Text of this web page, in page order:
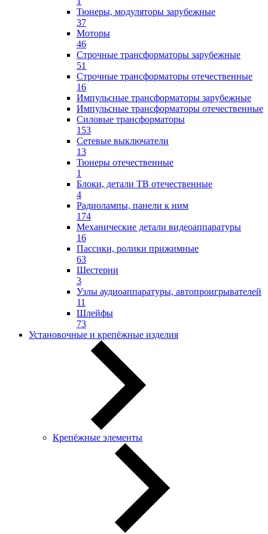
Тюнеры, модуляторы зарубежные
37
Моторы
46
Строчные трансформаторы зарубежные
51
Строчные трансформаторы отечественные
16
Импульсные трансформаторы зарубежные
Импульсные трансформаторы отечественные
Силовые трансформаторы
153
Сетевые выключатели
13
Тюнеры отечественные
1
Блоки, детали ТВ отечественные
4
Радиолампы, панели к ним
174
Механические детали видеоаппаратуры
16
Пассики, ролики прижимные
63
Шестерни
3
Узлы аудиоаппаратуры, автопроигрывателей
11
Шлейфы
73
Установочные и крепёжные изделия
Крепёжные элементы